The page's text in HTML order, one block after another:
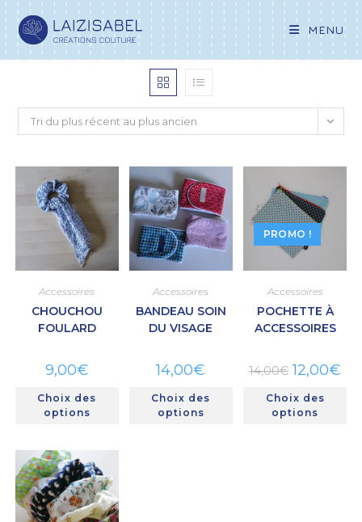
MENU
Tri du plus récent au plus ancien
Accessoires
CHOUCHOU
FOULARD
9,00€
Choix des
options
Accessoires
BANDEAU SOIN
DU VISAGE
14,00€
Choix des
options
PROMO !
Accessoires
POCHETTE À
ACCESSOIRES
14,00€ 12,00€
Choix des
options